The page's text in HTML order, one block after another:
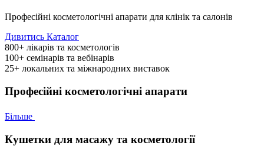
Професійні косметологічні апарати для клінік та салонів
Дивитись Каталог
800+ лікарів та косметологів
100+ семінарів та вебінарів
25+ локальних та міжнародних виставок
Професійні косметологічні апарати
Більше
Кушетки для масажу та косметології